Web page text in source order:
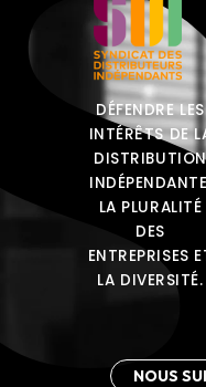
DÉFENDRE LES
INTÉRÊTS DE
DISTRIBUTION
LA PLURALITÉ
DES
ENTREPRISES
LA DIVERSITÉ.
NOUS